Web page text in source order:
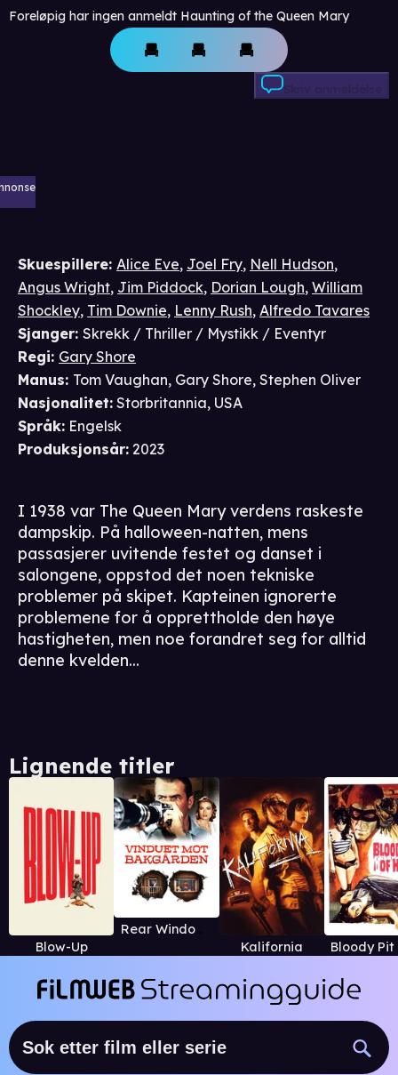
Foreløpig har ingen anmeldt Haunting of the Queen Mary
Skriv anmeldelse
Skuespillere: Alice Eve, Joel Fry, Nell Hudson,
Angus Wright, Jim Piddock, Dorian Lough, William
Shockley, Tim Downie, Lenny Rush, Alfredo Tavares
Sjanger: Skrekk / Thriller / Mystikk / Eventyr
Regi: Gary Shore
Manus: Tom Vaughan, Gary Shore, Stephen Oliver
Nasjonalitet: Storbritannia, USA
Språk: Engelsk
Produksjonsår: 2023
I 1938 var The Queen Mary verdens raskeste
dampskip. På halloween-natten, mens
passasjerer uvitende festet og danset i
salongene, oppstod det noen tekniske
problemer på skipet. Kapteinen ignorerte
problemene for å opprettholde den høye
hastigheten, men noe forandret seg for alltid
denne kvelden...
Lignende titler
Blow-Up
Rear Window (1954)
Kalifornia